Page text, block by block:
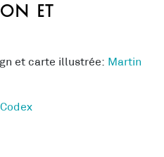
et
et carte illustrée: Martin